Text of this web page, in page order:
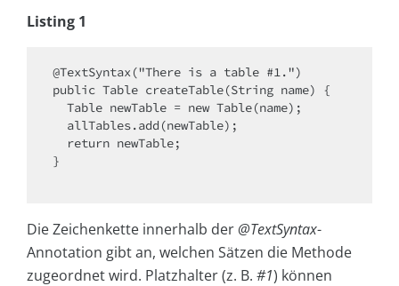
Listing 1
@TextSyntax("There is a table #1.")
public Table createTable(String name) {
}
Die Zeichenkette innerhalb der@TextSyntax-
Annotation gibt an, welchen Sätzen die Methode
zugeordnet wird. Platzhalter (z. B. #1) können